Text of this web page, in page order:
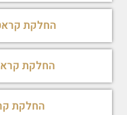
החלקת
החלקת
החלקת